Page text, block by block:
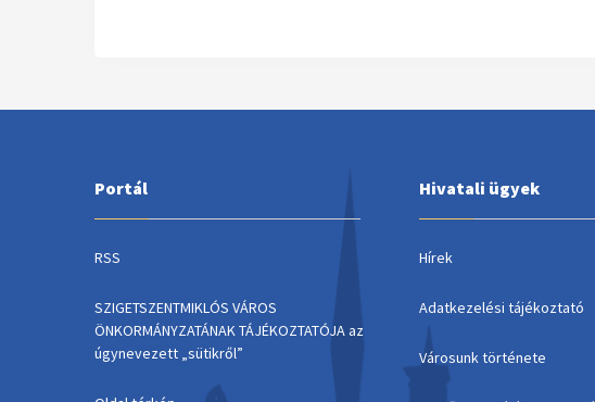
Portál
RSS
SZIGETSZENTMIKLÓS VÁROS
ÖNKORMÁNYZATÁNAK TÁJÉKOZTATÓJA az
úgynevezett „sütikről”
Hivatali ügyek
Hírek
Adatkezelési tájékoztató
Városunk története